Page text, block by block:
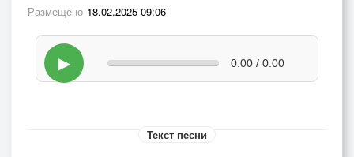
Размещено 18.02.2025 09:06
▶ 0:00 / 0:00
Текст песни